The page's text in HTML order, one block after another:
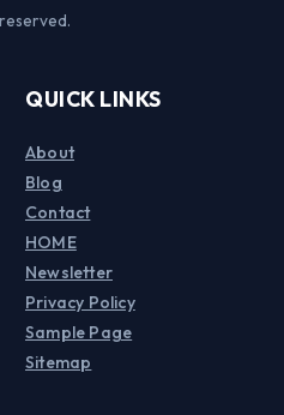
QUICK LINKS
About
Blog
Contact
HOME
Newsletter
Privacy Policy
Sample Page
Sitemap